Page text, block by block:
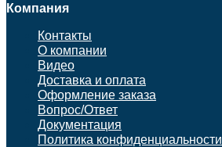
Компания
Контакты
О компании
Видео
Доставка и оплата
Оформление заказа
Вопрос/Ответ
Документация
Политика конфиденциальности